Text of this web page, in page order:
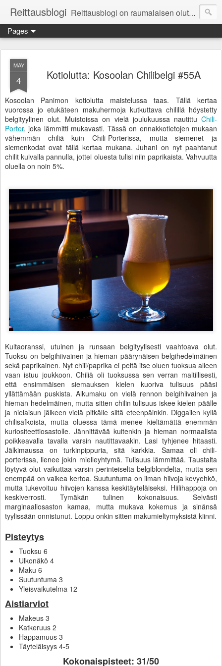
Reittausblogi Reittausblogi on raumalaisen olutharrastajan blogi. Reittaus (rating) tarkoittaa asioiden arvioimista. Reittausblogissa paneudutaan panemisen lopputuotteisiin eli arvioidaan oluita, puolueettomasti.
Pages
MAY
4 Kotiolutta: Kosoolan Chilibelgi #55A
Kosoolan Panimon kotiolutta maistelussa taas. Tällä kertaa
vuorossa jo etukäteen makuhermoja kutkuttava chilillä höystetty
belgityylinen olut. Muistoissa on vielä joulukuussa nautittu Chili-
Porter, joka lämmitti mukavasti. Tässä on ennakkotietojen mukaan
vähemmän chiliä kuin Chili-Porterissa, mutta siemenet ja
siemenkodat ovat tällä kertaa mukana. Juhani on nyt paahtanut
chilit kuivalla pannulla, jottei oluesta tulisi niin paprikaista. Vahvuutta
oluella on noin 5%.
Kultaoranssi, utuinen ja runsaan belgityylisesti vaahtoava olut.
Tuoksu on belgihiivainen ja hieman päärynäisen belgihedelmäinen
sekä paprikainen. Nyt chili/paprika ei peitä itse oluen tuoksua alleen
vaan istuu joukkoon. Chiliä oli tuoksussa sen verran maltillisesti,
että ensimmäisen siemauksen kielen kuoriva tulisuus pääsi
yllättämään puskista. Alkumaku on vielä rennon belgihiivainen ja
hieman hedelmäinen, mutta sitten chilin tulisuus iskee kielen päälle
ja nielaisun jälkeen vielä pitkälle siitä eteenpäinkin. Diggailen kyllä
chilisafkoista, mutta oluessa tämä menee kieltämättä enemmän
kuriositeettiosastolle. Jännittävää kuitenkin ja hieman normaalista
poikkeavalla tavalla varsin nautittavaakin. Lasi tyhjenee hitaasti.
Jälkimaussa on turkinpippuria, sitä karkkia. Samaa oli chili-
porterissa, lienee jokin mielleyhtymä. Tulisuus lämmittää. Taustalta
löytyvä olut vaikuttaa varsin perinteiselta belgiblondelta, mutta sen
enempää on vaikea kertoa. Suutuntuma on ilman hiivoja kevyehkö,
mutta tukevoituu hiivojen kanssa keskitäyteläiseksi. Hiilihappoja on
keskiverrosti. Tymäkän tulinen kokonaisuus. Selvästi
marginaaliosaston kamaa, mutta mukava kokemus ja sinänsä
tyylissään onnistunut. Loppu onkin sitten makumieltymyksistä kiinni.
Pisteytys
Tuoksu 6
Ulkonäkö 4
Maku 6
Suutuntuma 3
Yleisvaikutelma 12
Aistiarviot
Makeus 3
Katkeruus 2
Happamuus 3
Täyteläisyys 4-5
Kokonaispisteet: 31/50